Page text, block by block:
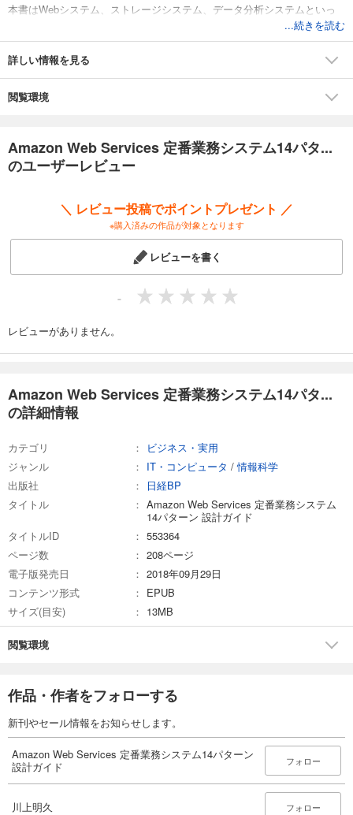
本書はWebシステム、ストレージシステム、データ分析システムといっ
たテーマごとに、AWSのサービスを組み合わせて、特定の要求を満たす
システムを作るための「設計パターン」を解説します。2016年6月発行の
「Amazon Web Services 定番業務システム12 パターン設計ガイド」を基
全体を通して加筆・修正・再構成しました。AWSの最新サービスに対応
しています。
いきます。例えばWebシステムでは、仮想サーバー1台の単純な構成の
Webサイトの設計方法から、性能や可用性の要件が厳しい場合の設計パ
後半では、仮想サーバーを使わない“クラウドネイティブ”なシステム、
AWSをフル活用してアプリケーションの高速開発、オンプレミス環境と
連携動作させる“ハイブリッドクラウド”など応用的な設計パターンも解説
クラウド初心者からベテランまで、AWSを使ったインフラ設計のあらゆ
...続きを読む
詳しい情報を見る
閲覧環境
Amazon Web Services 定番業務システム14パタ...
のユーザーレビュー
＼ レビュー投稿でポイントプレゼント ／
※購入済みの作品が対象となります
レビューを書く
-
レビューがありません。
Amazon Web Services 定番業務システム14パタ...
の詳細情報
カテゴリ
ビジネス・実用
ジャンル
IT・コンピュータ /情報科学
出版社
日経BP
タイトル
Amazon Web Services 定番業務システム
14パターン 設計ガイド
タイトルID
553364
ページ数
208ページ
電子版発売日
2018年09月29日
コンテンツ形式
EPUB
サイズ(目安)
13MB
閲覧環境
作品・作者をフォローする
新刊やセール情報をお知らせします。
Amazon Web Services 定番業務システム14パターン
設計ガイド
フォロー
川上明久 フォロー